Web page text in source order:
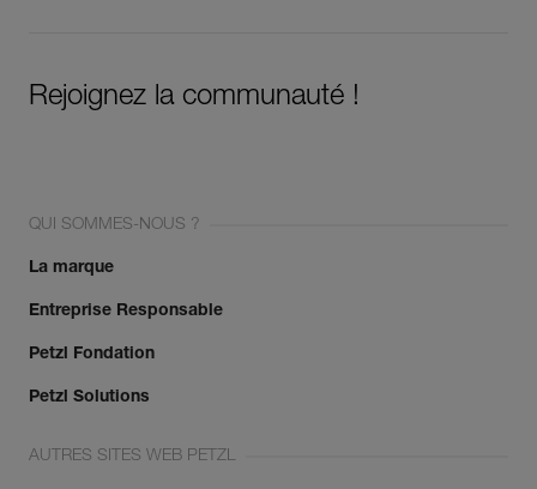
Rejoignez la communauté !
QUI SOMMES-NOUS ?
La marque
Entreprise Responsable
Petzl Fondation
Petzl Solutions
AUTRES SITES WEB PETZL